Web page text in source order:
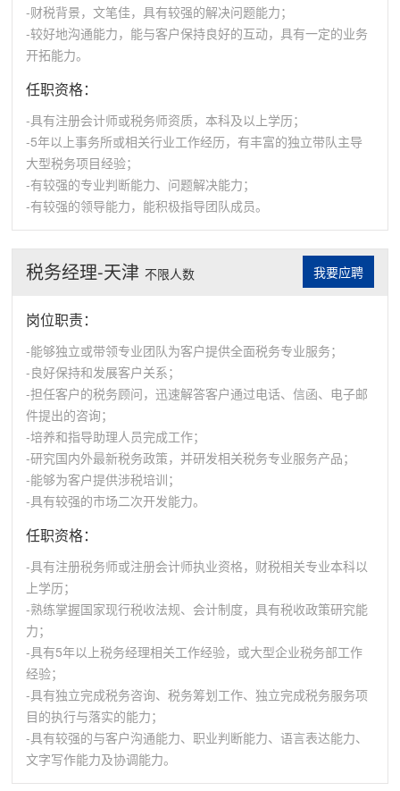
-财税背景，文笔佳，具有较强的解决问题能力；
-较好地沟通能力，能与客户保持良好的互动，具有一定的业务
开拓能力。
任职资格：
-具有注册会计师或税务师资质，本科及以上学历；
-5年以上事务所或相关行业工作经历，有丰富的独立带队主导
大型税务项目经验；
-有较强的专业判断能力、问题解决能力；
-有较强的领导能力，能积极指导团队成员。
税务经理-天津 不限人数 我要应聘
岗位职责：
-能够独立或带领专业团队为客户提供全面税务专业服务；
-良好保持和发展客户关系；
-担任客户的税务顾问，迅速解答客户通过电话、信函、电子邮
件提出的咨询；
-培养和指导助理人员完成工作；
-研究国内外最新税务政策，并研发相关税务专业服务产品；
-能够为客户提供涉税培训；
-具有较强的市场二次开发能力。
任职资格：
-具有注册税务师或注册会计师执业资格，财税相关专业本科以
上学历；
-熟练掌握国家现行税收法规、会计制度，具有税收政策研究能
力；
-具有5年以上税务经理相关工作经验，或大型企业税务部工作
经验；
-具有独立完成税务咨询、税务筹划工作、独立完成税务服务项
目的执行与落实的能力；
-具有较强的与客户沟通能力、职业判断能力、语言表达能力、
文字写作能力及协调能力。